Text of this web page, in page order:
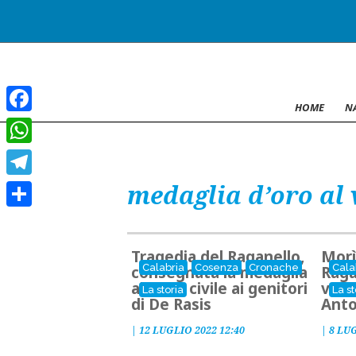
HOME
medaglia d’oro
Calabria Cosenza
Cronache
La storia
Tragedia del Raganello,
consegnata la medaglia
al valor civile ai genitori
di De Rasis
| 12 LUGLIO 2022 12:40
La
|8
Facebook
WhatsApp
Telegram